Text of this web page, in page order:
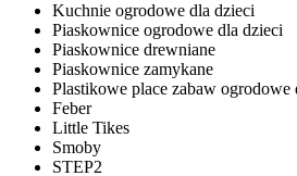
Kuchnie ogrodowe dla dzieci
Piaskownice ogrodowe dla dzieci
Piaskownice drewniane
Piaskownice zamykane
Plastikowe place zabaw ogrodowe
Feber
Little Tikes
Smoby
STEP2